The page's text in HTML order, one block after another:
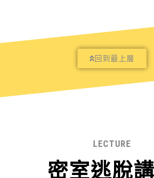
回到最上層
LECTURE
密室逃脫